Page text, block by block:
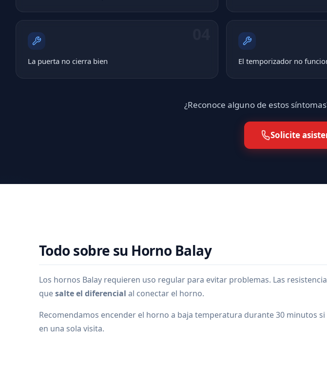
La puerta no cierra bien El temporizador no
¿Reconoce alguno de estos
Solicite
Todo sobre su Horno Balay
Los hornos Balay requieren uso regular para evitar problemas. Las
quesalte el diferencial al conectar el horno.
Recomendamos encender el horno a baja temperatura durante 30 minutos
en una sola visita.